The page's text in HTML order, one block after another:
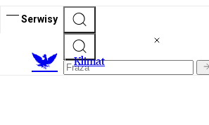
Serwisy
Klimat